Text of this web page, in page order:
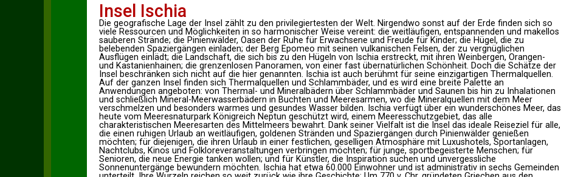
Insel Ischia
Die geografische Lage der Insel zählt zu den privilegiertesten der Welt. Nirgendwo sonst auf der Erde finden sich so
viele Ressourcen und Möglichkeiten in so harmonischer Weise vereint: die weitläufigen, entspannenden und makellos
sauberen Strände; die Pinienwälder, Oasen der Ruhe für Erwachsene und Freude für Kinder; die Hügel, die zu
belebenden Spaziergängen einladen; der Berg Epomeo mit seinen vulkanischen Felsen, der zu vergnüglichen
Ausflügen einlädt; die Landschaft, die sich bis zu den Hügeln von Ischia erstreckt, mit ihren Weinbergen, Orangen-
und Kastanienhainen; die grenzenlosen Panoramen, von einer fast übernatürlichen Schönheit. Doch die Schätze der
Insel beschränken sich nicht auf die hier genannten. Ischia ist auch berühmt für seine einzigartigen Thermalquellen.
Auf der ganzen Insel finden sich Thermalquellen und Schlammbäder, und es wird eine breite Palette an
Anwendungen angeboten: von Thermal- und Mineralbädern über Schlammbäder und Saunen bis hin zu Inhalationen
und schließlich Mineral-Meerwasserbädern in Buchten und Meeresarmen, wo die Mineralquellen mit dem Meer
verschmelzen und besonders warmes und gesundes Wasser bilden. Ischia verfügt über ein wunderschönes Meer, das
heute vom Meeresnaturpark Königreich Neptun geschützt wird, einem Meeresschutzgebiet, das alle
charakteristischen Meeresarten des Mittelmeers bewahrt. Dank seiner Vielfalt ist die Insel das ideale Reiseziel für alle,
die einen ruhigen Urlaub an weitläufigen, goldenen Stränden und Spaziergängen durch Pinienwälder genießen
möchten; für diejenigen, die ihren Urlaub in einer festlichen, geselligen Atmosphäre mit Luxushotels, Sportanlagen,
Nachtclubs, Kinos und Folkloreveranstaltungen verbringen möchten; für junge, sportbegeisterte Menschen; für
Senioren, die neue Energie tanken wollen; und für Künstler, die Inspiration suchen und unvergessliche
Sonnenuntergänge bewundern möchten. Ischia hat etwa 60.000 Einwohner und ist administrativ in sechs Gemeinden